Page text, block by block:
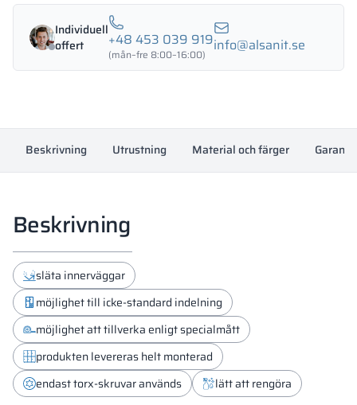
18434
mängd
Individuell
offert
+48 453 039 919
(mån–fre 8:00–16:00) info@alsanit.se
Beskrivning Utrustning Material och färger Garanti
Beskrivning
släta innerväggar
möjlighet till icke-standard indelning
möjlighet att tillverka enligt specialmått
produkten levereras helt monterad
endast torx-skruvar används
lätt att rengöra